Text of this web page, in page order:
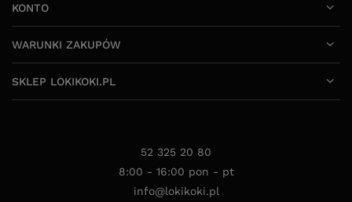
KONTO
WARUNKI ZAKUPÓW
SKLEP LOKIKOKI.PL
52 325 20 80
8:00 - 16:00 pon - pt
info@lokikoki.pl